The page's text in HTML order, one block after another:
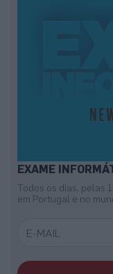
EXAME
Todos os dias, pelas
em Portugal e no